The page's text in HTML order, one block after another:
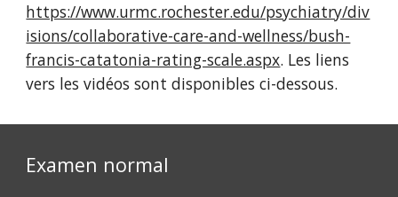
https://www.urmc.rochester.edu/psychiatry/div
isions/collaborative-care-and-wellness/bush-
francis-catatonia-rating-scale.aspx. Les liens
vers les vidéos sont disponibles ci-dessous.
Examen normal